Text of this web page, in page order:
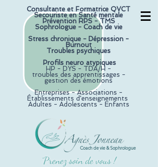
Consultante et Formatrice QVCT
Secouriste en Santé mentale
Prévention RPS - TMS
Sophrologue - Coach de vie
Stress chronique - Dépression -
Burnout
Troubles psychiques
Profils neuro atypiques
HP - DYS - TDA/H -
troubles des apprentissages -
gestion des émotions
Entreprises - Associations -
Établissements d'enseignements
Adultes - Adolescents - Enfants
Coach de vie & Sophrologue
"Prenez soin de vous !